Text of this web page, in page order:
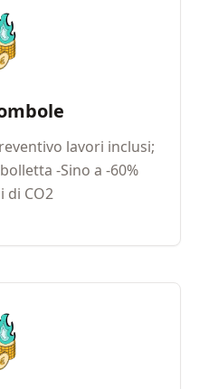
lavori inclusi;
-Sino a -60%
di CO2